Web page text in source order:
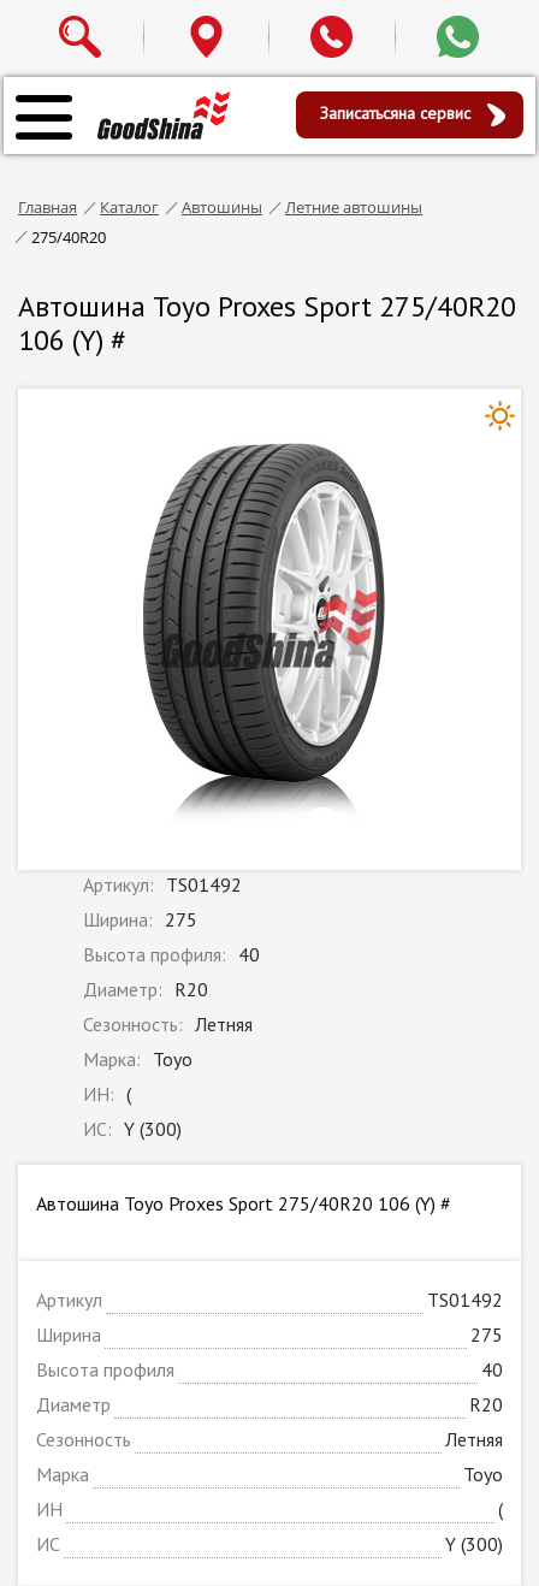
Записатьсяна сервис
Главная Каталог Автошины
Летние автошины
275/40R20
Автошина Toyo Proxes Sport 275/40R20
106 (Y) #
Артикул: TS01492
Ширина: 275
Высота профиля: 40
Диаметр: R20
Сезонность: Летняя
Марка: Toyo
ИН: (
ИС: Y (300)
Автошина Toyo Proxes Sport 275/40R20 106 (Y) #
Артикул
TS01492
Ширина
275
Высота профиля
40
Диаметр
R20
Сезонность
Летняя
Марка
Toyo
ИН
(
ИС
Y (300)